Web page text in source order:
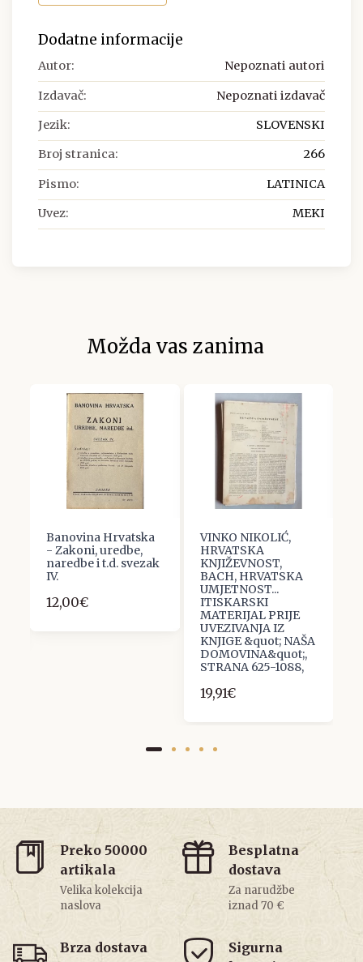
Dodatne informacije
Autor: Nepoznati autori
Izdavač: Nepoznati izdavač
Jezik: SLOVENSKI
Broj stranica: 266
Pismo: LATINICA
Uvez: MEKI
Možda vas zanima
Banovina Hrvatska
- Zakoni, uredbe,
naredbe i t.d. svezak
IV.
12,00€
VINKO NIKOLIĆ,
HRVATSKA
KNJIŽEVNOST,
BACH, HRVATSKA
UMJETNOST...
ITISKARSKI
MATERIJAL PRIJE
UVEZIVANJA IZ
KNJIGE &quot; NAŠA
DOMOVINA&quot;,
STRANA 625-1088,
19,91€
Preko 50000
artikala
Velika kolekcija
naslova
Besplatna
dostava
Za narudžbe
iznad 70 €
Brza dostava
Sigurna